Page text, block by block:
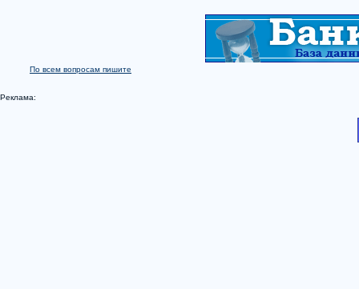
По всем вопросам пишите
Реклама: